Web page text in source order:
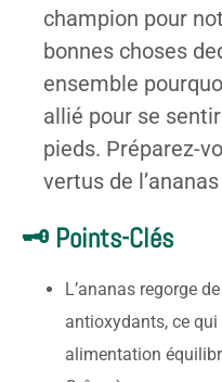
champion pour
bonnes choses
ensemble
allié pour se
pieds. Préparez-
vertus de l’ananas
🗝️ Points-Clés
L’ananas regorge
antioxydants, ce
alimentation